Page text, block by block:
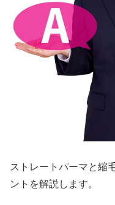
ストレートパーマと縮
ントを解説します。